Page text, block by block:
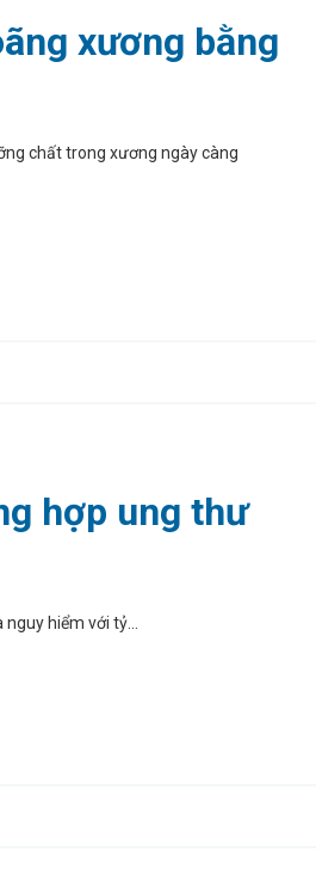
xương bằng
chất trong xương ngày càng
hợp ung thư
hiểm với tỷ...